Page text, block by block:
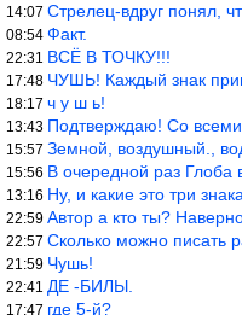
14:07 Стрелец-вдруг понял,
08:54 Факт.
22:31 ВСЁ В ТОЧКУ!!!
17:48 ЧУШЬ! Каждый знак
18:17 ч у ш ь!
13:43 Подтверждаю! Со
15:57 Земной, воздушный.,
15:56 В очередной раз Глоба
13:16 Ну, и какие это три
22:59 Автор а кто ты?
22:57 Сколько можно писать
21:59 Чушь!
22:41 ДЕ -БИЛЫ.
17:47 где 5-й?